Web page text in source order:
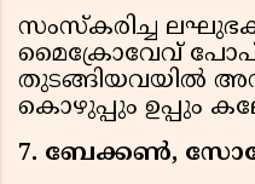
സംസ്‌കരിച്ച
മൈക്രോവേവ്
തുടങ്ങിയവയില്‍
കൊഴുപ്പും ഉപ്പും
7. ബേക്കണ്‍,